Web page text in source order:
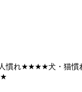
人慣れ★★★★犬・猫慣